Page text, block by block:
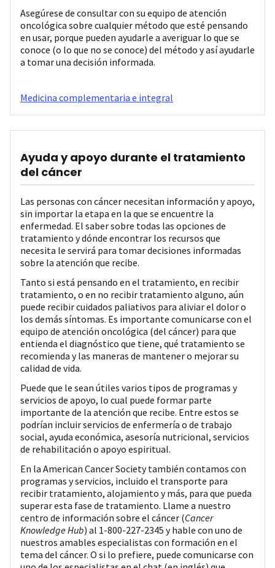
Asegúrese de consultar con su equipo de atención
oncológica sobre cualquier método que esté pensando
en usar, porque pueden ayudarle a averiguar lo que se
conoce (o lo que no se conoce) del método y así ayudarle
a tomar una decisión informada.
Medicina complementaria e integral
Ayuda y apoyo durante el tratamiento
del cáncer
Las personas con cáncer necesitan información y apoyo,
sin importar la etapa en la que se encuentre la
enfermedad. El saber sobre todas las opciones de
tratamiento y dónde encontrar los recursos que
necesita le servirá para tomar decisiones informadas
sobre la atención que recibe.
Tanto si está pensando en el tratamiento, en recibir
tratamiento, o en no recibir tratamiento alguno, aún
puede recibir cuidados paliativos para aliviar el dolor o
los demás síntomas. Es importante comunicarse con el
equipo de atención oncológica (del cáncer) para que
entienda el diagnóstico que tiene, qué tratamiento se
recomienda y las maneras de mantener o mejorar su
calidad de vida.
Puede que le sean útiles varios tipos de programas y
servicios de apoyo, lo cual puede formar parte
importante de la atención que recibe. Entre estos se
podrían incluir servicios de enfermería o de trabajo
social, ayuda económica, asesoría nutricional, servicios
de rehabilitación o apoyo espiritual.
En la American Cancer Society también contamos con
programas y servicios, incluido el transporte para
recibir tratamiento, alojamiento y más, para que pueda
superar esta fase de tratamiento. Llame a nuestro
centro de información sobre el cáncer (Cancer
Knowledge Hub) al 1-800-227-2345 y hable con uno de
nuestros amables especialistas con formación en el
tema del cáncer. O si lo prefiere, puede comunicarse con